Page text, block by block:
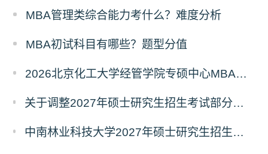
MBA管理类综合能力考什么？难度分析
MBA初试科目有哪些？题型分值
2026北京化工大学经管学院专硕中心MBA拟录取分析解读
关于调整2027年硕士研究生招生考试部分专业初试考试科目及参考书目的公告（二）
中南林业科技大学2027年硕士研究生招生考试初试科目调整情况公告